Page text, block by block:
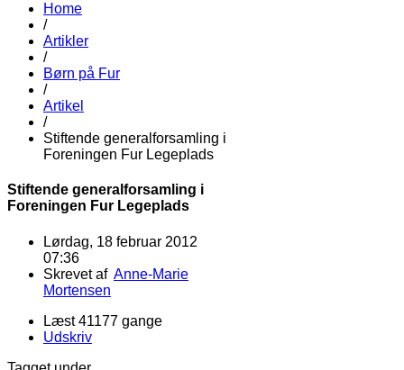
Home
/
Artikler
/
Børn på Fur
/
Artikel
/
Stiftende generalforsamling i
Foreningen Fur Legeplads
Stiftende generalforsamling i
Foreningen Fur Legeplads
Lørdag, 18 februar 2012
07:36
Skrevet af Anne-Marie
Mortensen
Læst 41177 gange
Udskriv